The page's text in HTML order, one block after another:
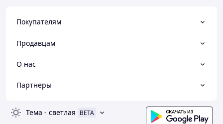
Покупателям
Продавцам
О нас
Партнеры
Тема - светлая BETA